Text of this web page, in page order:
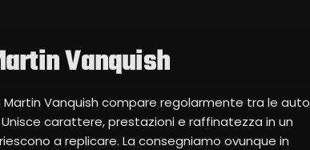
Vanquish
Vanquish compare regolarmente tra le auto
carattere, prestazioni e raffinatezza in un
a replicare. La consegniamo ovunque in